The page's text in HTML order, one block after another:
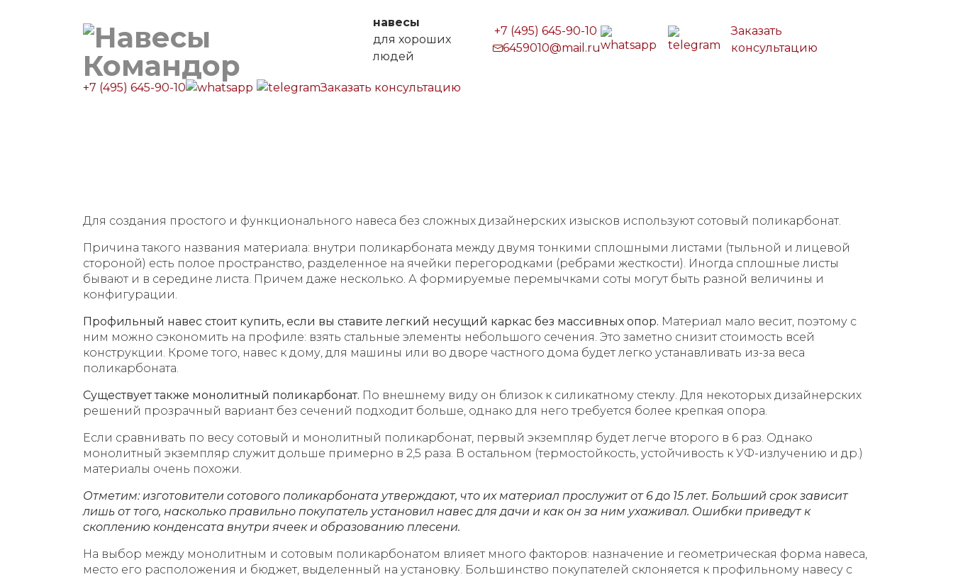
навесы
для хороших
людей
+7 (495) 645-90-10
6459010@mail.ru
Заказать
консультацию
+7 (495) 645-90-10 Заказать консультацию
Для создания простого и функционального навеса без сложных дизайнерских изысков используют сотовый поликарбонат.
Причина такого названия материала: внутри поликарбоната между двумя тонкими сплошными листами (тыльной и лицевой
стороной) есть полое пространство, разделенное на ячейки перегородками (ребрами жесткости). Иногда сплошные листы
бывают и в середине листа. Причем даже несколько. А формируемые перемычками соты могут быть разной величины и
конфигурации.
Профильный навес стоит купить, если вы ставите легкий несущий каркас без массивных опор. Материал мало весит, поэтому с
ним можно сэкономить на профиле: взять стальные элементы небольшого сечения. Это заметно снизит стоимость всей
конструкции. Кроме того, навес к дому, для машины или во дворе частного дома будет легко устанавливать из-за веса
поликарбоната.
Существует также монолитный поликарбонат. По внешнему виду он близок к силикатному стеклу. Для некоторых дизайнерских
решений прозрачный вариант без сечений подходит больше, однако для него требуется более крепкая опора.
Если сравнивать по весу сотовый и монолитный поликарбонат, первый экземпляр будет легче второго в 6 раз. Однако
монолитный экземпляр служит дольше примерно в 2,5 раза. В остальном (термостойкость, устойчивость к УФ-излучению и др.)
материалы очень похожи.
Отметим: изготовители сотового поликарбоната утверждают, что их материал прослужит от 6 до 15 лет. Больший срок зависит
лишь от того, насколько правильно покупатель установил навес для дачи и как он за ним ухаживал. Ошибки приведут к
скоплению конденсата внутри ячеек и образованию плесени.
На выбор между монолитным и сотовым поликарбонатом влияет много факторов: назначение и геометрическая форма навеса,
место его расположения и бюджет, выделенный на установку. Большинство покупателей склоняется к профильному навесу с